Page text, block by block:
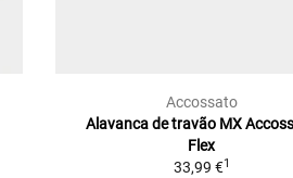
Accossato
Alavanca de travão MX
Flex
33,99 €1